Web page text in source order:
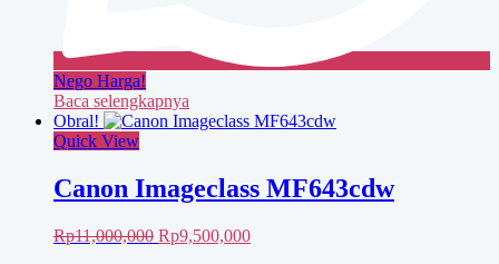
Nego Harga!
Baca selengkapnya
Obral!
Quick View
Canon Imageclass MF643cdw
Rp11,000,000 Harga
Rp9,500,000Harga